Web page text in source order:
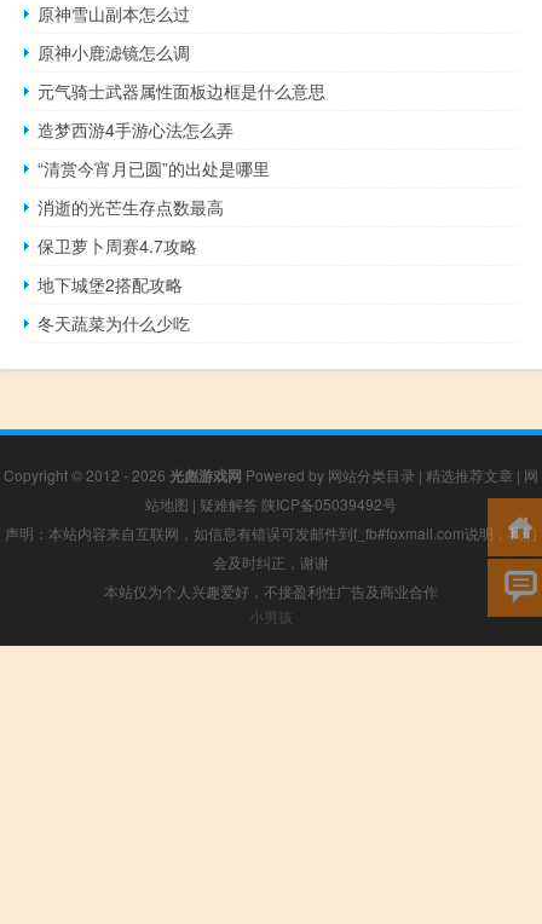
原神雪山副本怎么过
原神小鹿滤镜怎么调
元气骑士武器属性面板边框是什么意思
造梦西游4手游心法怎么弄
“清赏今宵月已圆”的出处是哪里
消逝的光芒生存点数最高
保卫萝卜周赛4.7攻略
地下城堡2搭配攻略
冬天蔬菜为什么少吃
Copyright © 2012 - 2026 光彪游戏网 Powered by 网站分类目录 | 精选推荐文章 | 网
站地图 | 疑难解答 陕ICP备05039492号
声明：本站内容来自互联网，如信息有错误可发邮件到f_fb#foxmail.com说明，我们
会及时纠正，谢谢
本站仅为个人兴趣爱好，不接盈利性广告及商业合作
小男孩